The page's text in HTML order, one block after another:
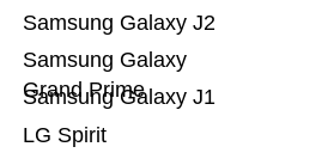
LG Spirit
Samsung Galaxy J1
Samsung Galaxy
Grand Prime
Samsung Galaxy J2